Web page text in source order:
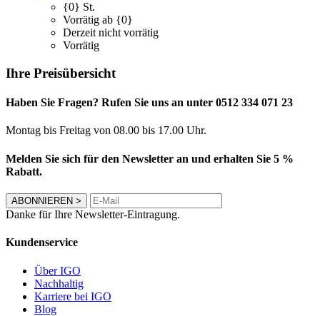
{0} St.
Vorrätig ab {0}
Derzeit nicht vorrätig
Vorrätig
Ihre Preisübersicht
Haben Sie Fragen? Rufen Sie uns an unter 0512 334 071 23
Montag bis Freitag von 08.00 bis 17.00 Uhr.
Melden Sie sich für den Newsletter an und erhalten Sie 5 %
Rabatt.
ABONNIEREN >
Danke für Ihre Newsletter-Eintragung.
Kundenservice
Über IGO
Nachhaltig
Karriere bei IGO
Blog